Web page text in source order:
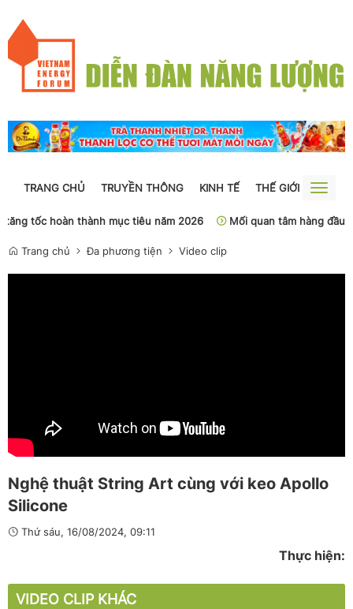
TRANG CHỦ TRUYỀN THÔNG KINH TẾ THẾ GIỚI
Toggle
tốc hoàn thành mục tiêu năm 2026
Mối quan tâm hàng đầu
Trang chủ Đa phương tiện Video clip
Nghệ thuật String Art cùng với keo Apollo
Silicone
Thứ sáu, 16/08/2024, 09:11
Thực hiện:
VIDEO CLIP KHÁC